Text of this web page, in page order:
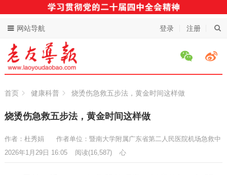
登录 注册
网站导航
首页 健康科普 烧烫伤急救五步法，黄金时间这样做
烧烫伤急救五步法，黄金时间这样做
作者：杜秀娟
作者单位：暨南大学附属广东省第二人民医院机场急救中
心
2026年1月29日 16:05 阅读(16,587)